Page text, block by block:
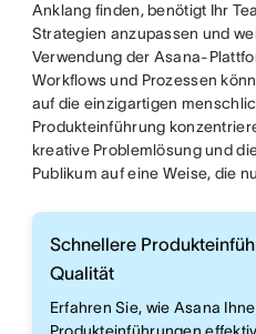
Anklang finden, benötigt Ihr
Strategien anzupassen und
Verwendung der Asana-
Workflows und Prozessen
auf die einzigartigen
Produkteinführung
kreative Problemlösung und
Publikum auf eine Weise, die
Schnellere
Qualität
Erfahren Sie, wie Asana